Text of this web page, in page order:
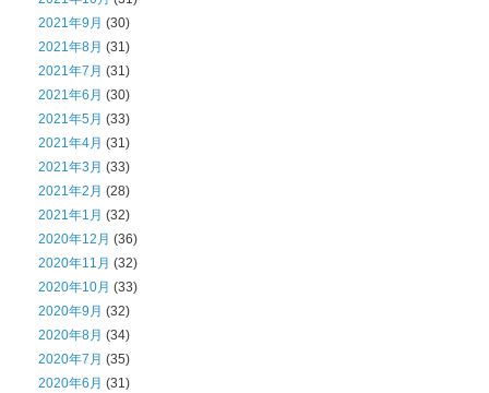
2021年9月 (30)
2021年8月 (31)
2021年7月 (31)
2021年6月 (30)
2021年5月 (33)
2021年4月 (31)
2021年3月 (33)
2021年2月 (28)
2021年1月 (32)
2020年12月 (36)
2020年11月 (32)
2020年10月 (33)
2020年9月 (32)
2020年8月 (34)
2020年7月 (35)
2020年6月 (31)